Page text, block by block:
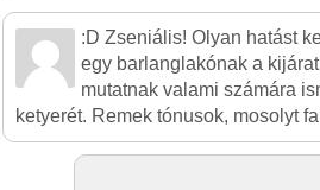
:D Zseniális! Olyan hatást
egy barlanglakónak a
mutatnak valami számára
ketyerét. Remek tónusok, mosolyt